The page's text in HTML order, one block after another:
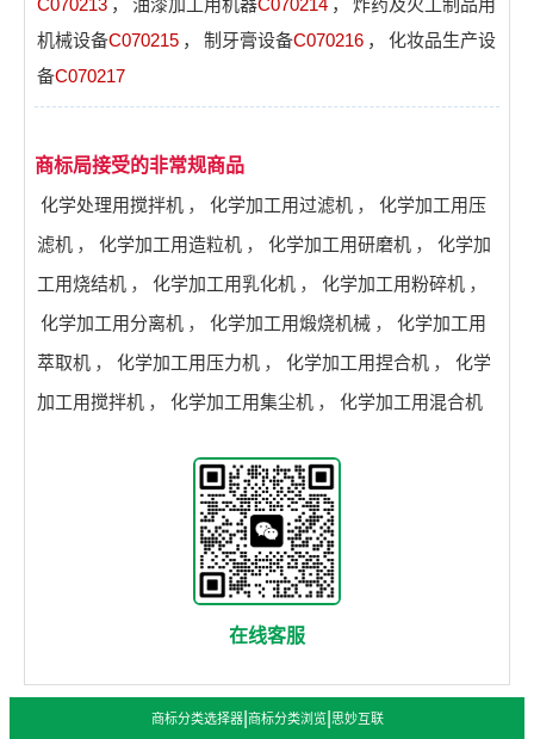
C070213 ， 油漆加工用机器C070214 ，
炸药及火工制品用
机械设备C070215 ， 制牙膏设备C070216 ，
化妆品生产设
备C070217
商标局接受的非常规商品
化学处理用搅拌机 ， 化学加工用过滤机 ，
化学加工用压
滤机 ， 化学加工用造粒机 ， 化学加工用研磨机 ，
化学加
工用烧结机 ， 化学加工用乳化机 ， 化学加工用粉碎机 ，
化学加工用分离机 ， 化学加工用煅烧机械 ，
化学加工用
萃取机 ， 化学加工用压力机 ， 化学加工用捏合机 ，
化学
加工用搅拌机 ， 化学加工用集尘机 ， 化学加工用混合机
在线客服
商标分类选择器| 商标分类浏览| 思妙互联